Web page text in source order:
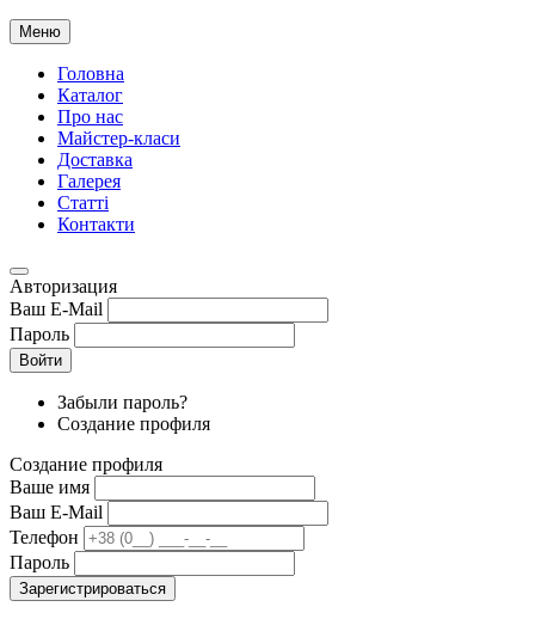
Меню
Головна
Каталог
Про нас
Майстер-класи
Доставка
Галерея
Статтi
Контакти
Авторизация
Ваш E-Mail
Пароль
Войти
Забыли пароль?
Создание профиля
Создание профиля
Ваше имя
Ваш E-Mail
Телефон
Пароль
Зарегистрироваться